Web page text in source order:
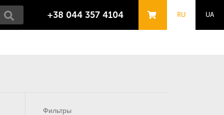
+38 044 357 4104 RU UA
Фильтры